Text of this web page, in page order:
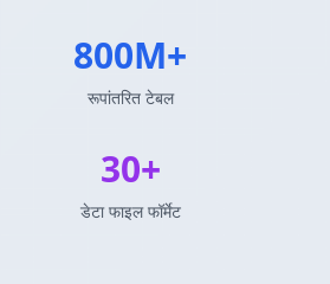
800M+
रूपांतरित टेबल
30+
डेटा फाइल फॉर्मेट